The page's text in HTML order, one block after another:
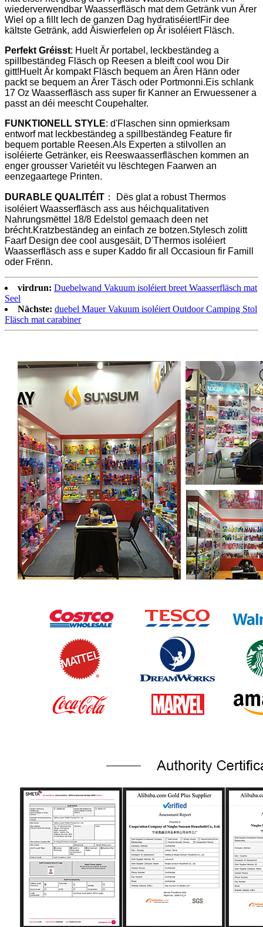
wiederverwendbar Waasserfläsch mat dem Getränk vun Ärer
Wiel op a fillt Iech de ganzen Dag hydratiséiert!Fir dee
kältste Getränk, add Äiswierfelen op Är isoléiert Fläsch.
Perfekt Gréisst: Huelt Är portabel, leckbeständeg a
spillbeständeg Fläsch op Reesen a bleift cool wou Dir
gitt!Huelt Är kompakt Fläsch bequem an Ären Hänn oder
packt se bequem an Ärer Täsch oder Portmonni.Eis schlank
17 Oz Waasserfläsch ass super fir Kanner an Erwuessener a
passt an déi meescht Coupehalter.
FUNKTIONELL STYLE: d'Flaschen sinn opmierksam
entworf mat leckbeständeg a spillbeständeg Feature fir
bequem portable Reesen.Als Experten a stilvollen an
isoléierte Getränker, eis Reeswaasserfläschen kommen an
enger grousser Varietéit vu lëschtegen Faarwen an
eenzegaartege Printen.
DURABLE QUALITÉIT ： Dës glat a robust Thermos
isoléiert Waasserfläsch ass aus héichqualitativen
Nahrungsmëttel 18/8 Edelstol gemaach deen net
brécht.Kratzbeständeg an einfach ze botzen.Stylesch zolitt
Faarf Design dee cool ausgesäit, D'Thermos isoléiert
Waasserfläsch ass e super Kaddo fir all Occasioun fir Famill
oder Frënn.
virdrun: Duebelwand Vakuum isoléiert breet Waasserfläsch mat
Seel
Nächste: duebel Mauer Vakuum isoléiert Outdoor Camping Stol
Fläsch mat carabiner